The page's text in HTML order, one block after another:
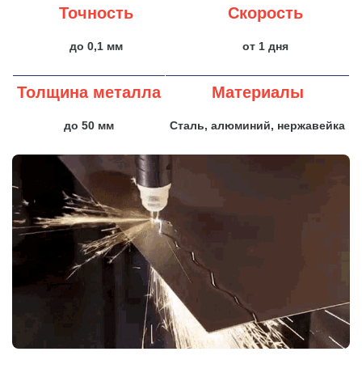
Точность
до 0,1 мм
Скорость
от 1 дня
Толщина металла
до 50 мм
Материалы
Сталь, алюминий, нержавейка